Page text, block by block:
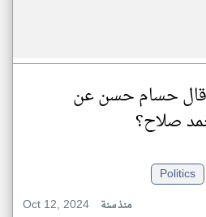
قال حسام حسن عن
صلاح؟
Politics
Oct 12, 2024
منذ سنة